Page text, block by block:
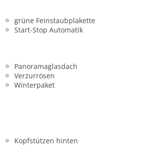
grüne Feinstaubplakette
Start-Stop Automatik
Panoramaglasdach
Verzurrösen
Winterpaket
Kopfstützen hinten